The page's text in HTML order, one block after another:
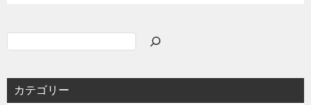
カテゴリー